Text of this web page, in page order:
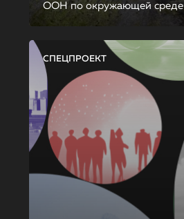
ООН по окружающей среде
СПЕЦПРОЕКТ